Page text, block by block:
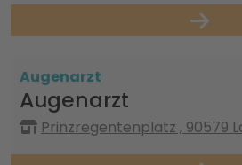
Augenarzt
Augenarzt
Prinzregentenplatz , 90579